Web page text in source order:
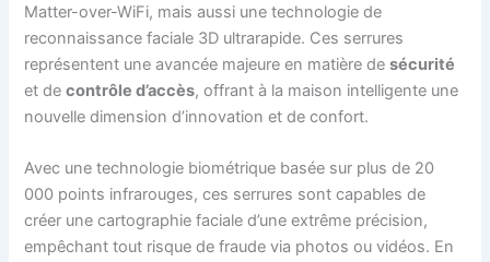
Matter-over-WiFi, mais aussi une technologie de
reconnaissance faciale 3D ultrarapide. Ces serrures
représentent une avancée majeure en matière desécurité
et decontrôle d’accès, offrant à la maison intelligente une
nouvelle dimension d’innovation et de confort.
Avec une technologie biométrique basée sur plus de 20
000 points infrarouges, ces serrures sont capables de
créer une cartographie faciale d’une extrême précision,
empêchant tout risque de fraude via photos ou vidéos. En